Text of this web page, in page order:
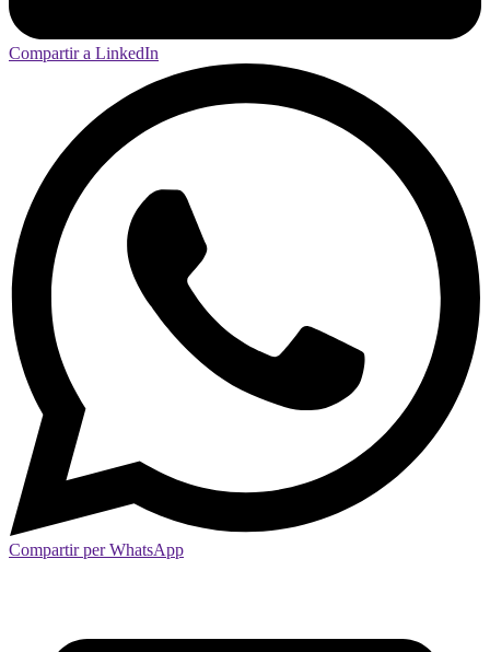
Compartir a LinkedIn
Compartir per WhatsApp